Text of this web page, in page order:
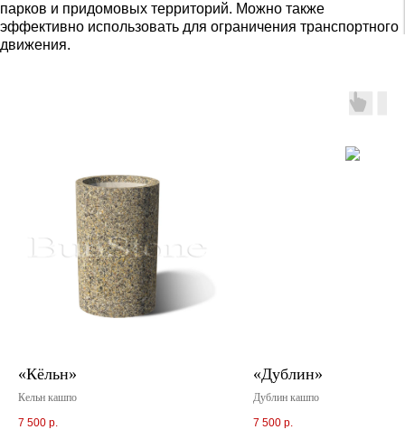
парков и придомовых территорий. Можно также
эффективно использовать для ограничения транспортного
движения.
«Кёльн»
Кельн кашпо
7 500 р.
«Дублин»
Дублин кашпо
7 500 р.